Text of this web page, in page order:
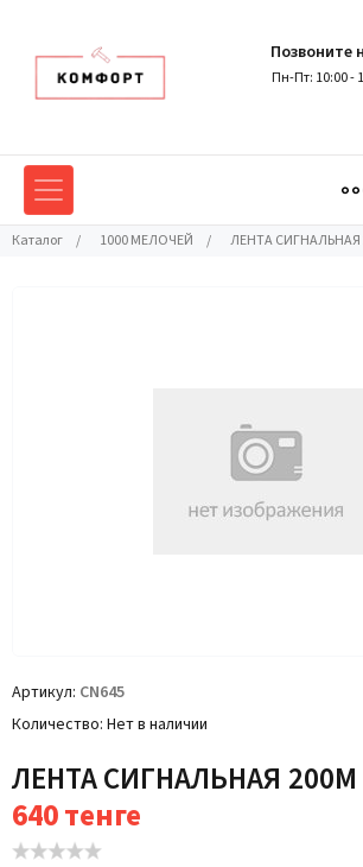
Позвоните
Пн-Пт: 10:00 -
Каталог / 1000 МЕЛОЧЕЙ / ЛЕНТА СИГНАЛЬНАЯ
Артикул CN645
Количество Нет в наличии
ЛЕНТА СИГНАЛЬНАЯ 200М
640тенге